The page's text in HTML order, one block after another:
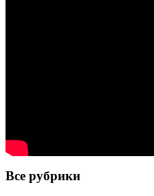
Все рубрики